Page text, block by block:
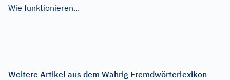
Wie funktionieren...
Weitere Artikel aus dem Wahrig Fremdwörterlexikon